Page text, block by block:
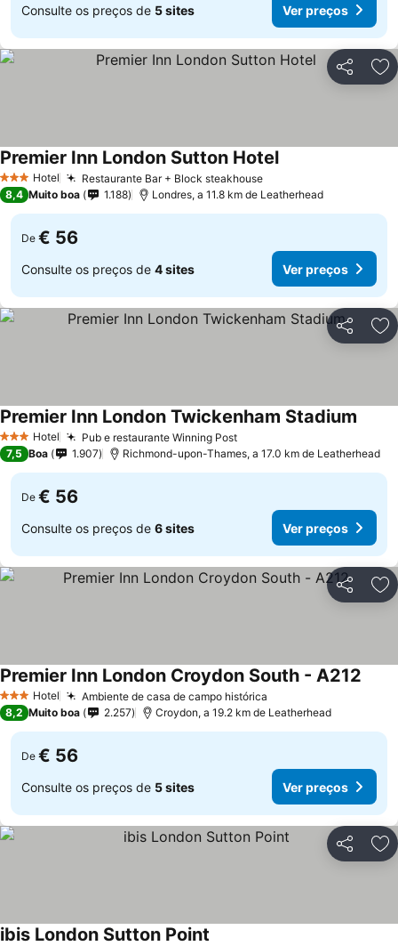
Consulte os preços de 5 sites Ver preços
Partilhar
3 EstrelasHotel Restaurante Bar + Block steakhouse
Premier Inn London Sutton Hotel
8,4 Muito boa 1.188 Londres, a 11.8 km de Leatherhead
De € 56
Consulte os preços de 4 sites Ver preços
Partilhar
3 EstrelasHotel Pub e restaurante Winning Post
Premier Inn London Twickenham Stadium
7,5 Boa 1.907 Richmond-upon-Thames, a 17.0 km de Leatherhead
De € 56
Consulte os preços de 6 sites Ver preços
Partilhar
3 EstrelasHotel Ambiente de casa de campo histórica
Premier Inn London Croydon South - A212
8,2 Muito boa 2.257 Croydon, a 19.2 km de Leatherhead
De € 56
Consulte os preços de 5 sites Ver preços
Partilhar
ibis London Sutton Point